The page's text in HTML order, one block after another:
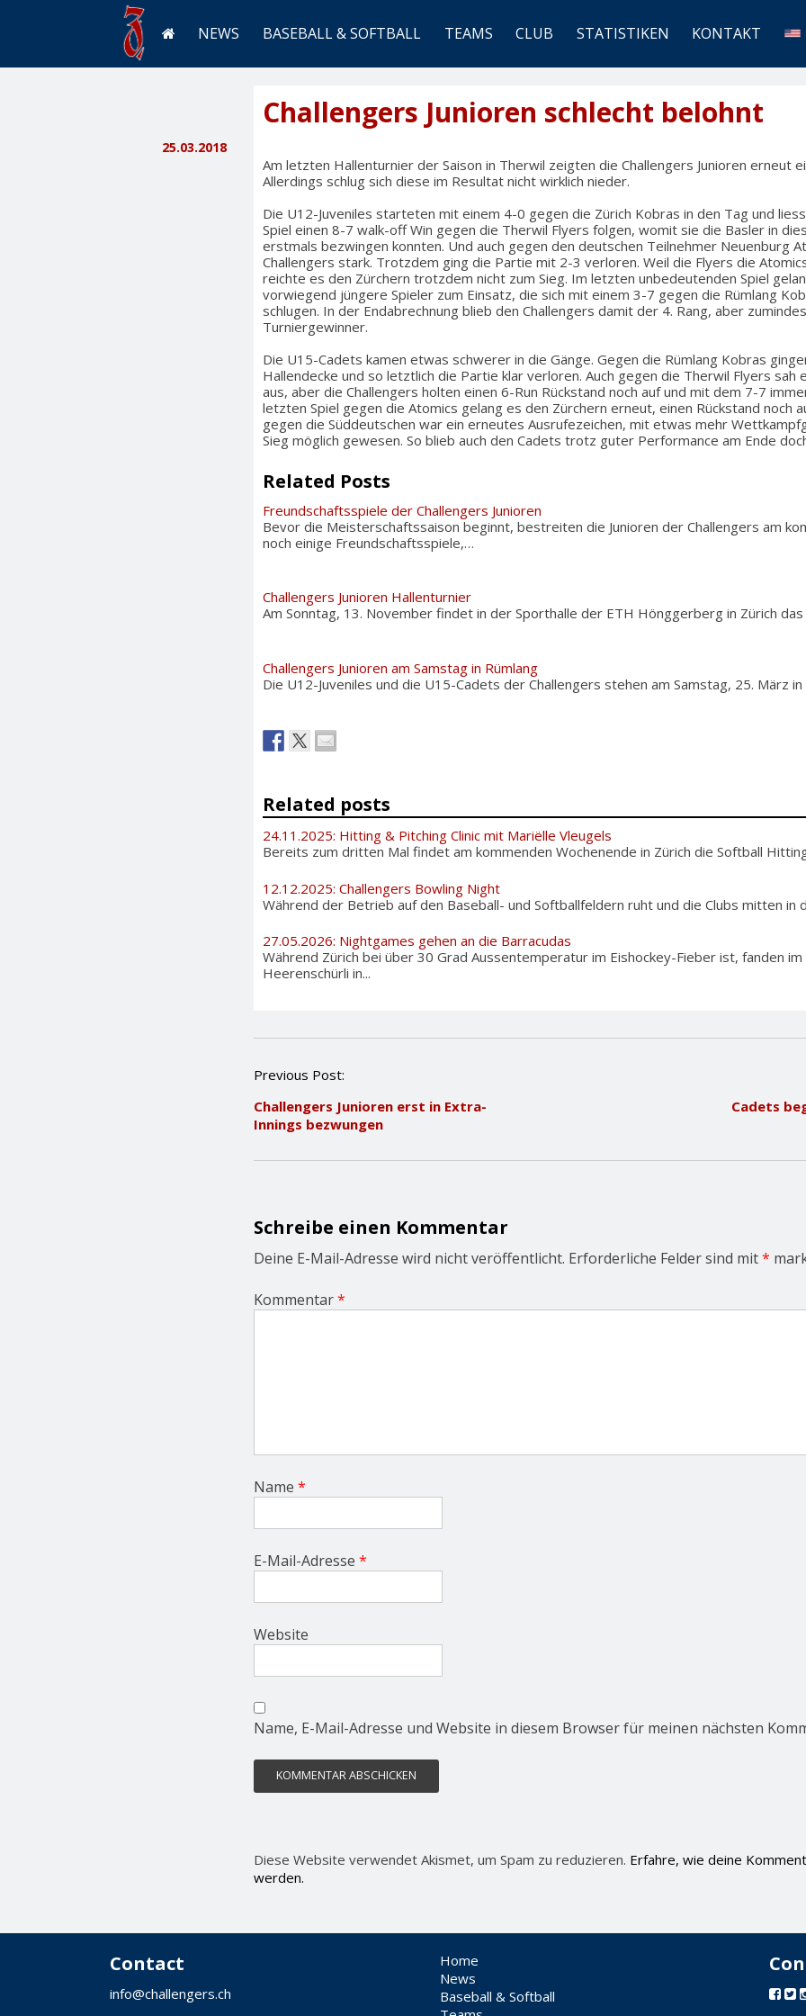
NEWS BASEBALL & SOFTBALL TEAMS CLUB STATISTIKEN KONTAKT
Challengers Junioren schlecht belohnt
25.03.2018
Am letzten Hallenturnier der Saison in Therwil zeigten die Challengers Junioren erneut
Allerdings schlug sich diese im Resultat nicht wirklich nieder.
Die U12-Juveniles starteten mit einem 4-0 gegen die Zürich Kobras in den Tag und
Spiel einen 8-7 walk-off Win gegen die Therwil Flyers folgen, womit sie die Basler in
erstmals bezwingen konnten. Und auch gegen den deutschen Teilnehmer Neuenburg
Challengers stark. Trotzdem ging die Partie mit 2-3 verloren. Weil die Flyers die
reichte es den Zürchern trotzdem nicht zum Sieg. Im letzten unbedeutenden Spiel
vorwiegend jüngere Spieler zum Einsatz, die sich mit einem 3-7 gegen die Rümlang
schlugen. In der Endabrechnung blieb den Challengers damit der 4. Rang, aber
Turniergewinner.
Die U15-Cadets kamen etwas schwerer in die Gänge. Gegen die Rümlang Kobras
Hallendecke und so letztlich die Partie klar verloren. Auch gegen die Therwil Flyers sah
aus, aber die Challengers holten einen 6-Run Rückstand noch auf und mit dem 7-7
letzten Spiel gegen die Atomics gelang es den Zürchern erneut, einen Rückstand noch
gegen die Süddeutschen war ein erneutes Ausrufezeichen, mit etwas mehr
Sieg möglich gewesen. So blieb auch den Cadets trotz guter Performance am Ende
Related Posts
Freundschaftsspiele der Challengers Junioren
Bevor die Meisterschaftssaison beginnt, bestreiten die Junioren der Challengers am
noch einige Freundschaftsspiele,…
Challengers Junioren Hallenturnier
Am Sonntag, 13. November findet in der Sporthalle der ETH Hönggerberg in Zürich
Challengers Junioren am Samstag in Rümlang
Die U12-Juveniles und die U15-Cadets der Challengers stehen am Samstag, 25. März
Related posts
24.11.2025: Hitting & Pitching Clinic mit Mariëlle Vleugels
Bereits zum dritten Mal findet am kommenden Wochenende in Zürich die Softball
12.12.2025: Challengers Bowling Night
Während der Betrieb auf den Baseball- und Softballfeldern ruht und die Clubs mitten in
27.05.2026: Nightgames gehen an die Barracudas
Während Zürich bei über 30 Grad Aussentemperatur im Eishockey-Fieber ist, fanden
Heerenschürli in...
P
s
t
a
g
a
t
n
Previous Post:
Challengers Junioren erst in Extra-
Innings bezwungen
Cadets
Schreibe einen Kommentar
Deine E-Mail-Adresse wird nicht veröffentlicht. Erforderliche Felder sind mit*
Kommentar*
Name *
E-Mail-Adresse *
Website
Name, E-Mail-Adresse und Website in diesem Browser für meinen nächsten
Diese Website verwendet Akismet, um Spam zu reduzieren. Erfahre, wie deine
werden.
Contact
info@challengers.ch
Home
News
Baseball & Softball